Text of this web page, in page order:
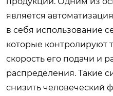
является
в себя использование
которые контролируют
скорость его подачи и
распределения. Такие
снизить человеческий